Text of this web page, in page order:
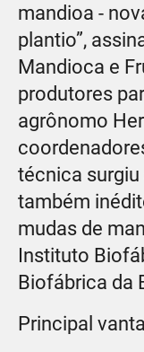
mandioa -
plantio”,
Mandioca e
produtores
agrônomo
técnica
também
mudas de
Instituto
Biofábrica da
Principal